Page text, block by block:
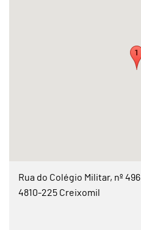
Rua do Colégio Militar, nº 496
4810-225 Creixomil